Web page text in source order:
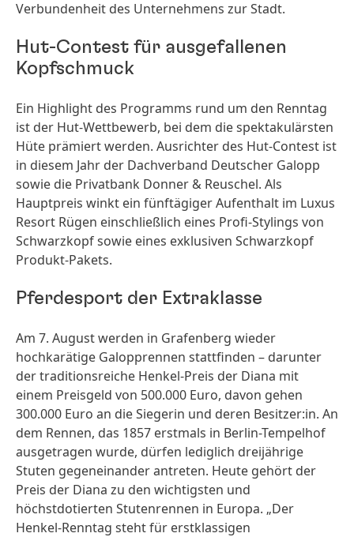
Verbundenheit des Unternehmens zur Stadt.
Hut-Contest für ausgefallenen
Kopfschmuck
Ein Highlight des Programms rund um den Renntag
ist der Hut-Wettbewerb, bei dem die spektakulärsten
Hüte prämiert werden. Ausrichter des Hut-Contest ist
in diesem Jahr der Dachverband Deutscher Galopp
sowie die Privatbank Donner & Reuschel. Als
Hauptpreis winkt ein fünftägiger Aufenthalt im Luxus
Resort Rügen einschließlich eines Profi-Stylings von
Schwarzkopf sowie eines exklusiven Schwarzkopf
Produkt-Pakets.
Pferdesport der Extraklasse
Am 7. August werden in Grafenberg wieder
hochkarätige Galopprennen stattfinden – darunter
der traditionsreiche Henkel-Preis der Diana mit
einem Preisgeld von 500.000 Euro, davon gehen
300.000 Euro an die Siegerin und deren Besitzer:in. An
dem Rennen, das 1857 erstmals in Berlin-Tempelhof
ausgetragen wurde, dürfen lediglich dreijährige
Stuten gegeneinander antreten. Heute gehört der
Preis der Diana zu den wichtigsten und
höchstdotierten Stutenrennen in Europa. „Der
Henkel-Renntag steht für erstklassigen